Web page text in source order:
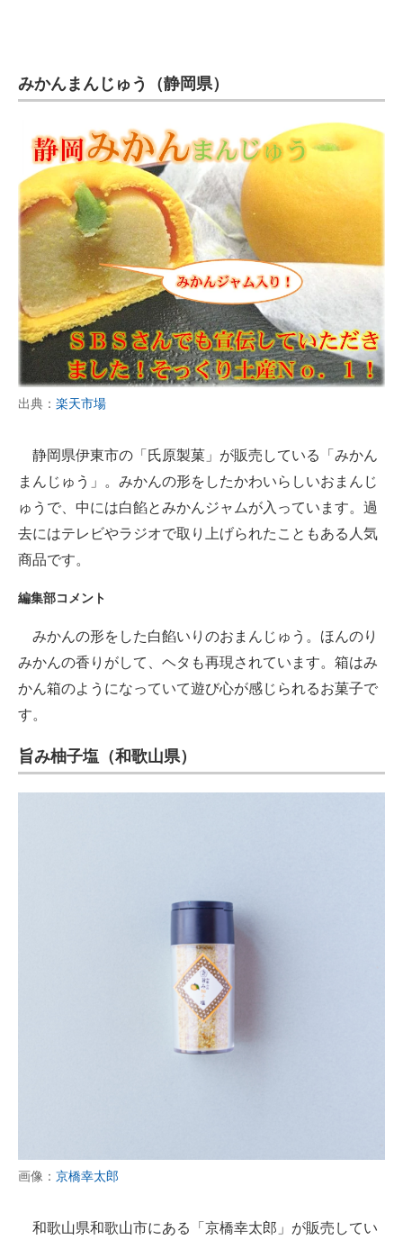
みかんまんじゅう（静岡県）
出典： 楽天市場
静岡県伊東市の「氏原製菓」が販売している「みかん
まんじゅう」。みかんの形をしたかわいらしいおまんじ
ゅうで、中には白餡とみかんジャムが入っています。過
去にはテレビやラジオで取り上げられたこともある人気
商品です。
編集部コメント
みかんの形をした白餡いりのおまんじゅう。ほんのり
みかんの香りがして、ヘタも再現されています。箱はみ
かん箱のようになっていて遊び心が感じられるお菓子で
す。
旨み柚子塩（和歌山県）
画像： 京橋幸太郎
和歌山県和歌山市にある「京橋幸太郎」が販売してい